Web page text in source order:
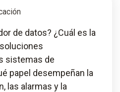
de datos? ¿Cuál es la
sistemas de
papel desempeñan la
las alarmas y la